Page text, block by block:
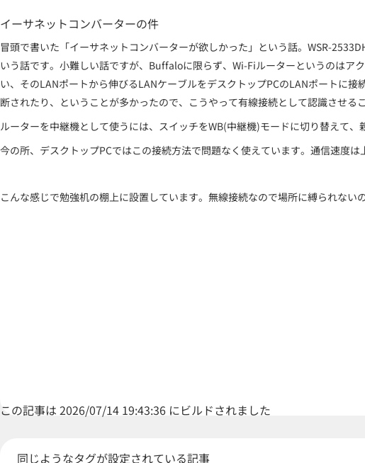
イーサネットコンバーターの件
冒頭で書いた「イーサネットコンバーターが欲しかった」という話。WSR-
いう話です。小難しい話ですが、Buffaloに限らず、Wi-Fiルーターというのはア
い、そのLANポートから伸びるLANケーブルをデスクトップPCのLANポートに
断されたり、ということが多かったので、こうやって有線接続として認識させる
ルーターを中継機として使うには、スイッチをWB(中継機)モードに切り替えて
今の所、デスクトップPCではこの接続方法で問題なく使えています。通信速度は
こんな感じで勉強机の棚上に設置しています。無線接続なので場所に縛られない
この記事は 2026/07/14 19:43:36 にビルドされました
同じようなタグが設定されている記事